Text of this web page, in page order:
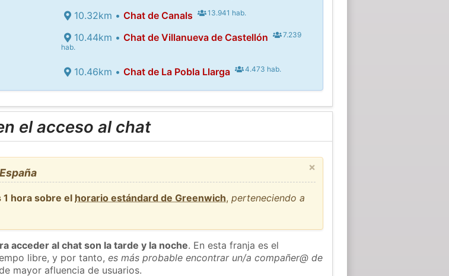
10.32km •Chat de Canals 13.941 hab.
10.44km •Chat de Villanueva de Castellón
7.239
hab.
10.46km •Chat de La Pobla Llarga 4.473 hab.
el acceso al chat
×
hora sobre el horario estándard de Greenwich,perteneciendo a
acceder al chat son la tarde y la noche. En esta franja es el
libre, y por tanto,es más probable encontrar un/a compañer@ de
mayor afluencia de usuarios.